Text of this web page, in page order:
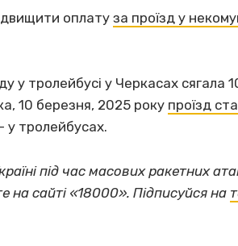
оплатуза проїзд у
у тролейбусі у Черкасах сягала
10 березня, 2025 року проїзд
у тролейбусах.
під час масових ракетних
на сайті «18000». Підписуйся на